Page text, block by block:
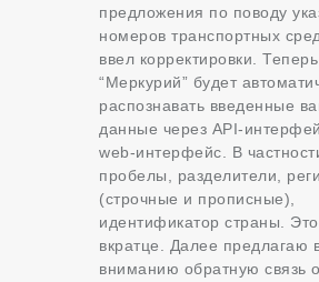
предложения по поводу
номеров транспортных
ввел корректировки. Теперь
“Меркурий” будет
распознавать введенные
данные через API-
web-интерфейс. В
пробелы, разделители,
(строчные и прописные),
идентификатор страны.
вкратце. Далее предлагаю
вниманию обратную связь